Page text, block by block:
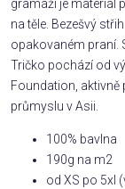
gramáži je materiál
na těle. Bezešvý
opakovaném praní.
Tričko pochází od
Foundation,
průmyslu v Asii.
100% bavlna
190g na m2
od XS po 5xl